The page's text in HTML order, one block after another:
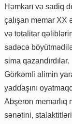
Həmkarı və sadiq
çalışan memar XX
və totalitar
sadəcə
sima qazandırdılar.
Görkəmli alimin
yaddaşını
Abşeron memarlıq
sənətini,